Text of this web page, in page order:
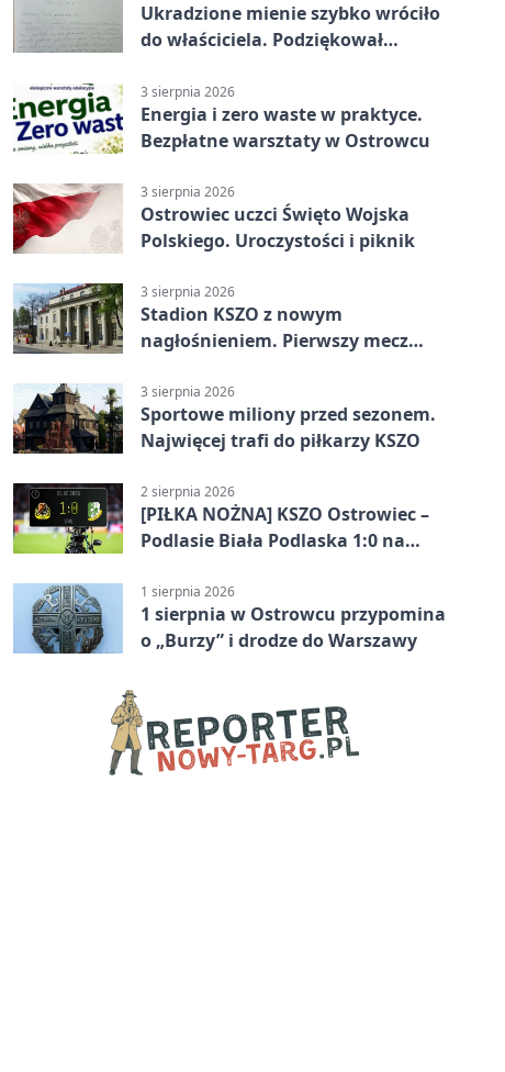
Ukradzione mienie szybko wróciło
do właściciela. Podziękował
3 sierpnia 2026
Energia i zero waste w praktyce.
Bezpłatne warsztaty w Ostrowcu
3 sierpnia 2026
Ostrowiec uczci Święto Wojska
Polskiego. Uroczystości i piknik
3 sierpnia 2026
Stadion KSZO z nowym
nagłośnieniem. Pierwszy mecz
3 sierpnia 2026
Sportowe miliony przed sezonem.
Najwięcej trafi do piłkarzy KSZO
2 sierpnia 2026
[PIŁKA NOŻNA] KSZO Ostrowiec –
Podlasie Biała Podlaska 1:0 na
(Grupa IV)
1 sierpnia 2026
1 sierpnia w Ostrowcu przypomina
o „Burzy” i drodze do Warszawy